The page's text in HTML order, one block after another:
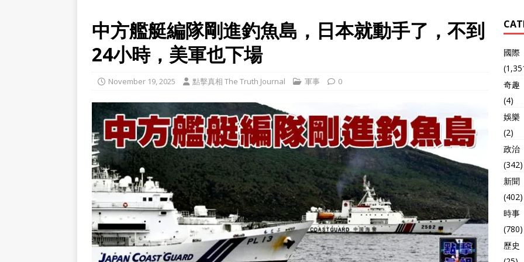
中方艦艇編隊剛進釣魚島，日本就動手了，不到
24小時，美軍也下場
November 19, 2025 點擊真相 The Truth Journal 軍事 0
國際
奇趣
(4)
娛樂
(2)
政治
(342)
新聞
(402)
時事
(780)
歷史